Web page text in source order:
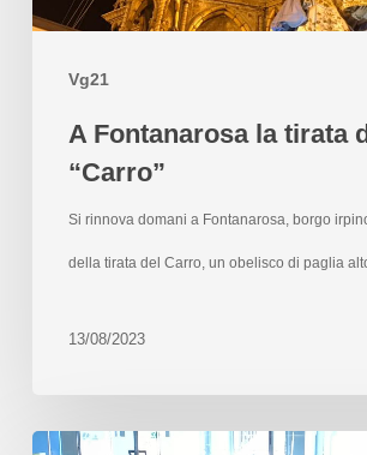
Vg21
A Fontanarosa la tirata
“Carro”
Si rinnova domani a Fontanarosa, borgo
della tirata del Carro, un obelisco di paglia
13/08/2023